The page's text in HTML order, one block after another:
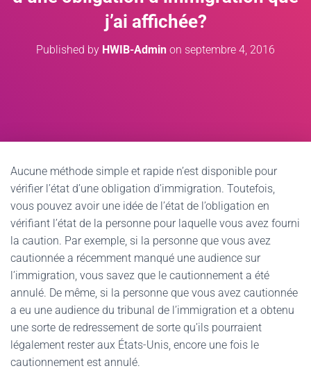
j’ai affichée?
Published by HWIB-Admin on septembre 4, 2016
Aucune méthode simple et rapide n’est disponible pour
vérifier l’état d’une obligation d’immigration. Toutefois,
vous pouvez avoir une idée de l’état de l’obligation en
vérifiant l’état de la personne pour laquelle vous avez fourni
la caution. Par exemple, si la personne que vous avez
cautionnée a récemment manqué une audience sur
l’immigration, vous savez que le cautionnement a été
annulé. De même, si la personne que vous avez cautionnée
a eu une audience du tribunal de l’immigration et a obtenu
une sorte de redressement de sorte qu’ils pourraient
légalement rester aux États-Unis, encore une fois le
cautionnement est annulé.